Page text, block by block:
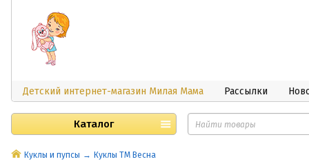
Детский интернет-магазин Милая Мама Рассылки
Каталог
Куклы и пупсы Куклы ТМ Весна